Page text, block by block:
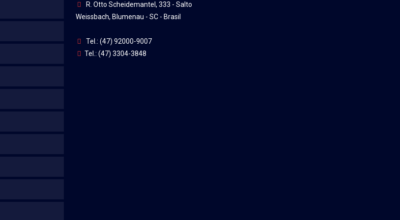
R. Otto Scheidemantel, 333 - Salto
Weissbach, Blumenau - SC - Brasil
Tel.: (47) 92000-9007
Tel.: (47) 3304-3848